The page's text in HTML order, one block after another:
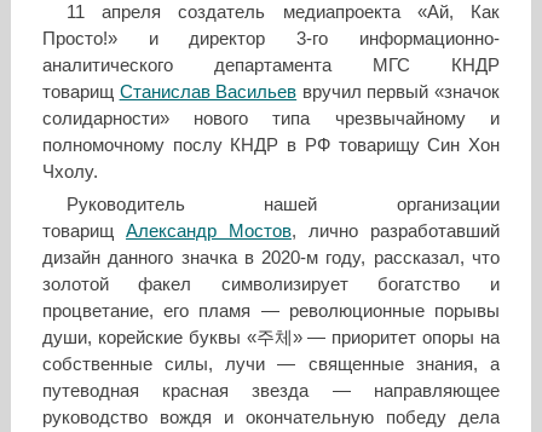
11 апреля создатель медиапроекта «Ай, Как
Просто!» и директор 3-го информационно-
аналитического департамента МГС КНДР
товарищ Станислав Васильев вручил первый «значок
солидарности» нового типа чрезвычайному и
полномочному послу КНДР в РФ товарищу Син Хон
Чхолу.
Руководитель нашей организации
товарищ Александр Мостов, лично разработавший
дизайн данного значка в 2020-м году, рассказал, что
золотой факел символизирует богатство и
процветание, его пламя — революционные порывы
души, корейские буквы «주체» — приоритет опоры на
собственные силы, лучи — священные знания, а
путеводная красная звезда — направляющее
руководство вождя и окончательную победу дела